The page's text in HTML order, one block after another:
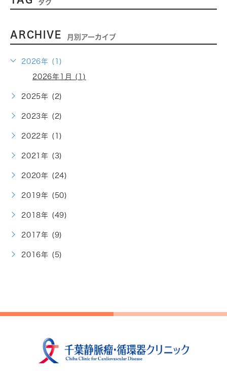
タグ
ARCHIVE 月別アーカイブ
2026年 (1)
2026年1月 (1)
2025年 (2)
2023年 (2)
2022年 (1)
2021年 (3)
2020年 (24)
2019年 (50)
2018年 (49)
2017年 (9)
2016年 (5)